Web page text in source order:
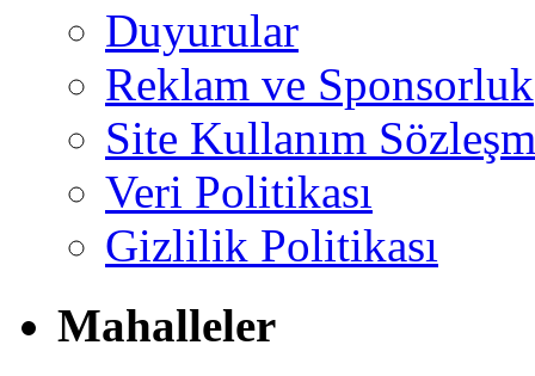
Duyurular
Reklam ve Sponsorluk
Site Kullanım
Veri Politikası
Gizlilik Politikası
Mahalleler